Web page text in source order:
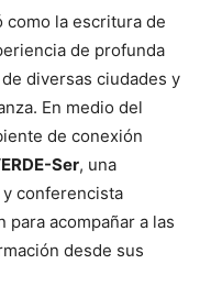
como la escritura de
de profunda
diversas ciudades y
En medio del
de conexión
Ser, una
conferencista
para acompañar a las
desde sus